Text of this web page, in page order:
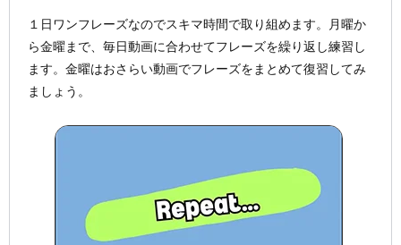
１日ワンフレーズなのでスキマ時間で取り組めます。月曜か
ら金曜まで、毎日動画に合わせてフレーズを繰り返し練習し
ます。金曜はおさらい動画でフレーズをまとめて復習してみ
ましょう。